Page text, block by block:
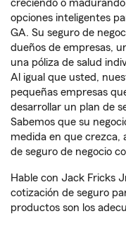
creciendo o
opciones inteligentes
GA. Su seguro de
dueños de empresas,
una póliza de salud
Al igual que usted,
pequeñas empresas
desarrollar un plan de
Sabemos que su
medida en que crezca,
de seguro de negocio
Hable con Jack Fricks
cotización de seguro
productos son los